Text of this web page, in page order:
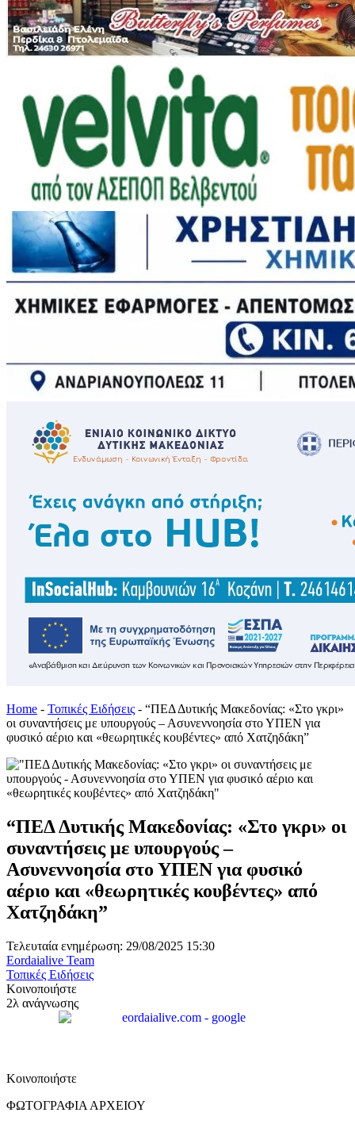
Home - Τοπικές Ειδήσεις - “ΠΕΔ Δυτικής Μακεδονίας: «Στο γκρι»
οι συναντήσεις με υπουργούς – Ασυνεννοησία στο ΥΠΕΝ για
φυσικό αέριο και «θεωρητικές κουβέντες» από Χατζηδάκη”
“ΠΕΔ Δυτικής Μακεδονίας: «Στο γκρι» οι
συναντήσεις με υπουργούς –
Ασυνεννοησία στο ΥΠΕΝ για φυσικό
αέριο και «θεωρητικές κουβέντες» από
Χατζηδάκη”
Τελευταία ενημέρωση: 29/08/2025 15:30
Eordaialive Team
Τοπικές Ειδήσεις
Κοινοποιήστε
2λ ανάγνωσης
Κοινοποιήστε
ΦΩΤΟΓΡΑΦΙΑ ΑΡΧΕΙΟΥ